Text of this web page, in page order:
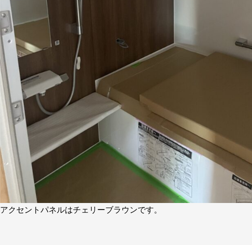
アクセントパネルはチェリーブラウンです。